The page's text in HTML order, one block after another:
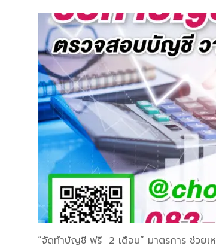
“จัดทำบัญชี ฟรี 2 เดือน” มาตรการ ช่วยเห